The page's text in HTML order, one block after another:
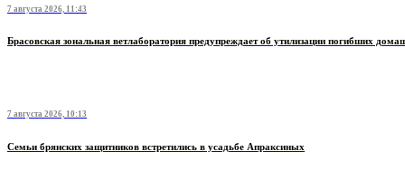
7 августа 2026, 11:43
Брасовская зональная ветлаборатория предупреждает об утилизации погибших
7 августа 2026, 10:13
Семьи брянских защитников встретились в усадьбе Апраксиных